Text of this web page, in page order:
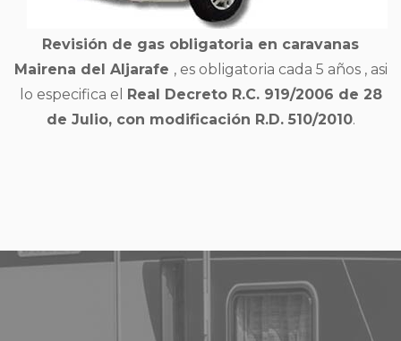
Revisión de gas obligatoria en caravanas
Mairena del Aljarafe , es obligatoria cada 5 años , asi
lo especifica el Real Decreto R.C. 919/2006 de 28
de Julio, con modificación R.D. 510/2010.